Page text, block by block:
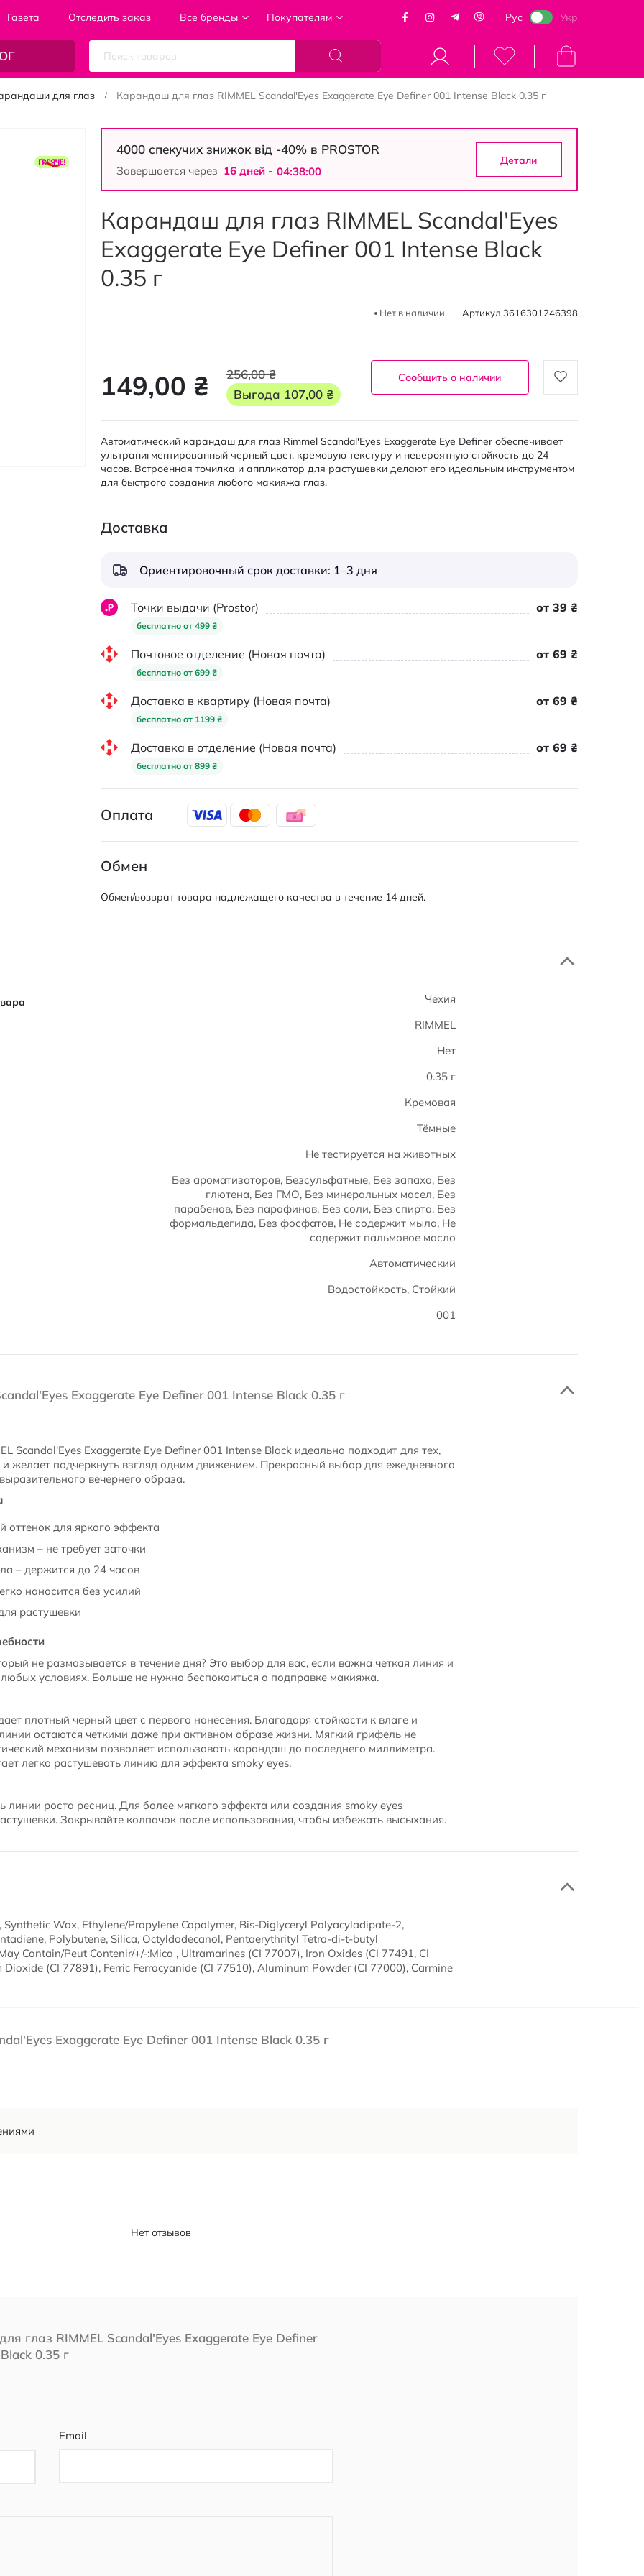
Газета Отследить заказ Все бренды Покупателям Рус Укр
Моя корзина
для глаз Карандаш для глаз RIMMEL Scandal'Eyes Exaggerate Eye Definer 001 Intense Black 0.35 г
4000 спекучих знижок від -40% в PROSTOR
Детали
Завершается через 16 дней - 04:37:59
Карандаш для глаз RIMMEL Scandal'Eyes
Exaggerate Eye Definer 001 Intense Black
0.35 г
Нет в наличии Артикул 3616301246398
149,00 ₴
256,00 ₴
Выгода 107,00 ₴
Сообщить о наличии
Автоматический карандаш для глаз Rimmel Scandal'Eyes Exaggerate Eye Definer обеспечивает
ультрапигментированный черный цвет, кремовую текстуру и невероятную стойкость до 24
часов. Встроенная точилка и аппликатор для растушевки делают его идеальным инструментом
для быстрого создания любого макияжа глаз.
Доставка
Ориентировочный срок доставки: 1–3 дня
Точки выдачи (Prostor)
бесплатно от 499 ₴
от 39 ₴
Почтовое отделение (Новая почта)
бесплатно от 699 ₴
от 69 ₴
Доставка в квартиру (Новая почта)
бесплатно от 1199 ₴
от 69 ₴
Доставка в отделение (Новая почта)
бесплатно от 899 ₴
от 69 ₴
Оплата
Обмен
Обмен/возврат товара надлежащего качества в течение 14 дней.
Чехия
RIMMEL
Нет
0.35 г
Кремовая
Тёмные
Не тестируется на животных
Без ароматизаторов, Безсульфатные, Без запаха, Без
глютена, Без ГМО, Без минеральных масел, Без
парабенов, Без парафинов, Без соли, Без спирта, Без
формальдегида, Без фосфатов, Не содержит мыла, Не
содержит пальмовое масло
Автоматический
Водостойкость, Стойкий
001
Exaggerate Eye Definer 001 Intense Black 0.35 г
Scandal'Eyes Exaggerate Eye Definer 001 Intense Black идеально подходит для тех,
и желает подчеркнуть взгляд одним движением. Прекрасный выбор для ежедневного
вечернего образа.
для яркого эффекта
– не требует заточки
– держится до 24 часов
наносится без усилий
растушевки
не размазывается в течение дня? Это выбор для вас, если важна четкая линия и
условиях. Больше не нужно беспокоиться о подправке макияжа.
плотный черный цвет с первого нанесения. Благодаря стойкости к влаге и
остаются четкими даже при активном образе жизни. Мягкий грифель не
механизм позволяет использовать карандаш до последнего миллиметра.
легко растушевать линию для эффекта smoky eyes.
линии роста ресниц. Для более мягкого эффекта или создания smoky eyes
Закрывайте колпачок после использования, чтобы избежать высыхания.
Synthetic Wax, Ethylene/Propylene Copolymer, Bis-Diglyceryl Polyacyladipate-2,
Polybutene, Silica, Octyldodecanol, Pentaerythrityl Tetra-di-t-butyl
Contain/Peut Contenir/+/-:Mica , Ultramarines (CI 77007), Iron Oxides (CI 77491, CI
(CI 77891), Ferric Ferrocyanide (CI 77510), Aluminum Powder (CI 77000), Carmine
Exaggerate Eye Definer 001 Intense Black 0.35 г
Нет отзывов
глаз RIMMEL Scandal'Eyes Exaggerate Eye Definer
0.35 г
Email